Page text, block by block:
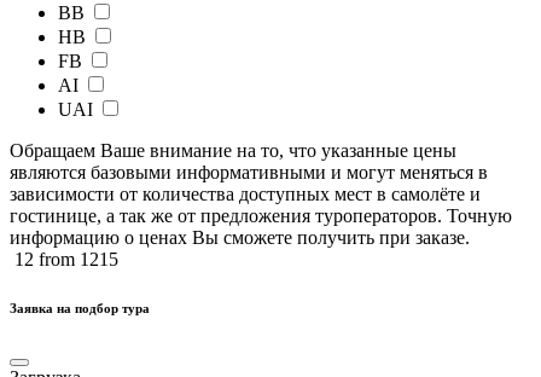
BB
HB
FB
AI
UAI
Обращаем Ваше внимание на то, что указанные цены
являются базовыми информативными и могут меняться в
зависимости от количества доступных мест в самолёте и
гостинице, а так же от предложения туроператоров. Точную
информацию о ценах Вы сможете получить при заказе.​
12 from 1215
Заявка на подбор тура